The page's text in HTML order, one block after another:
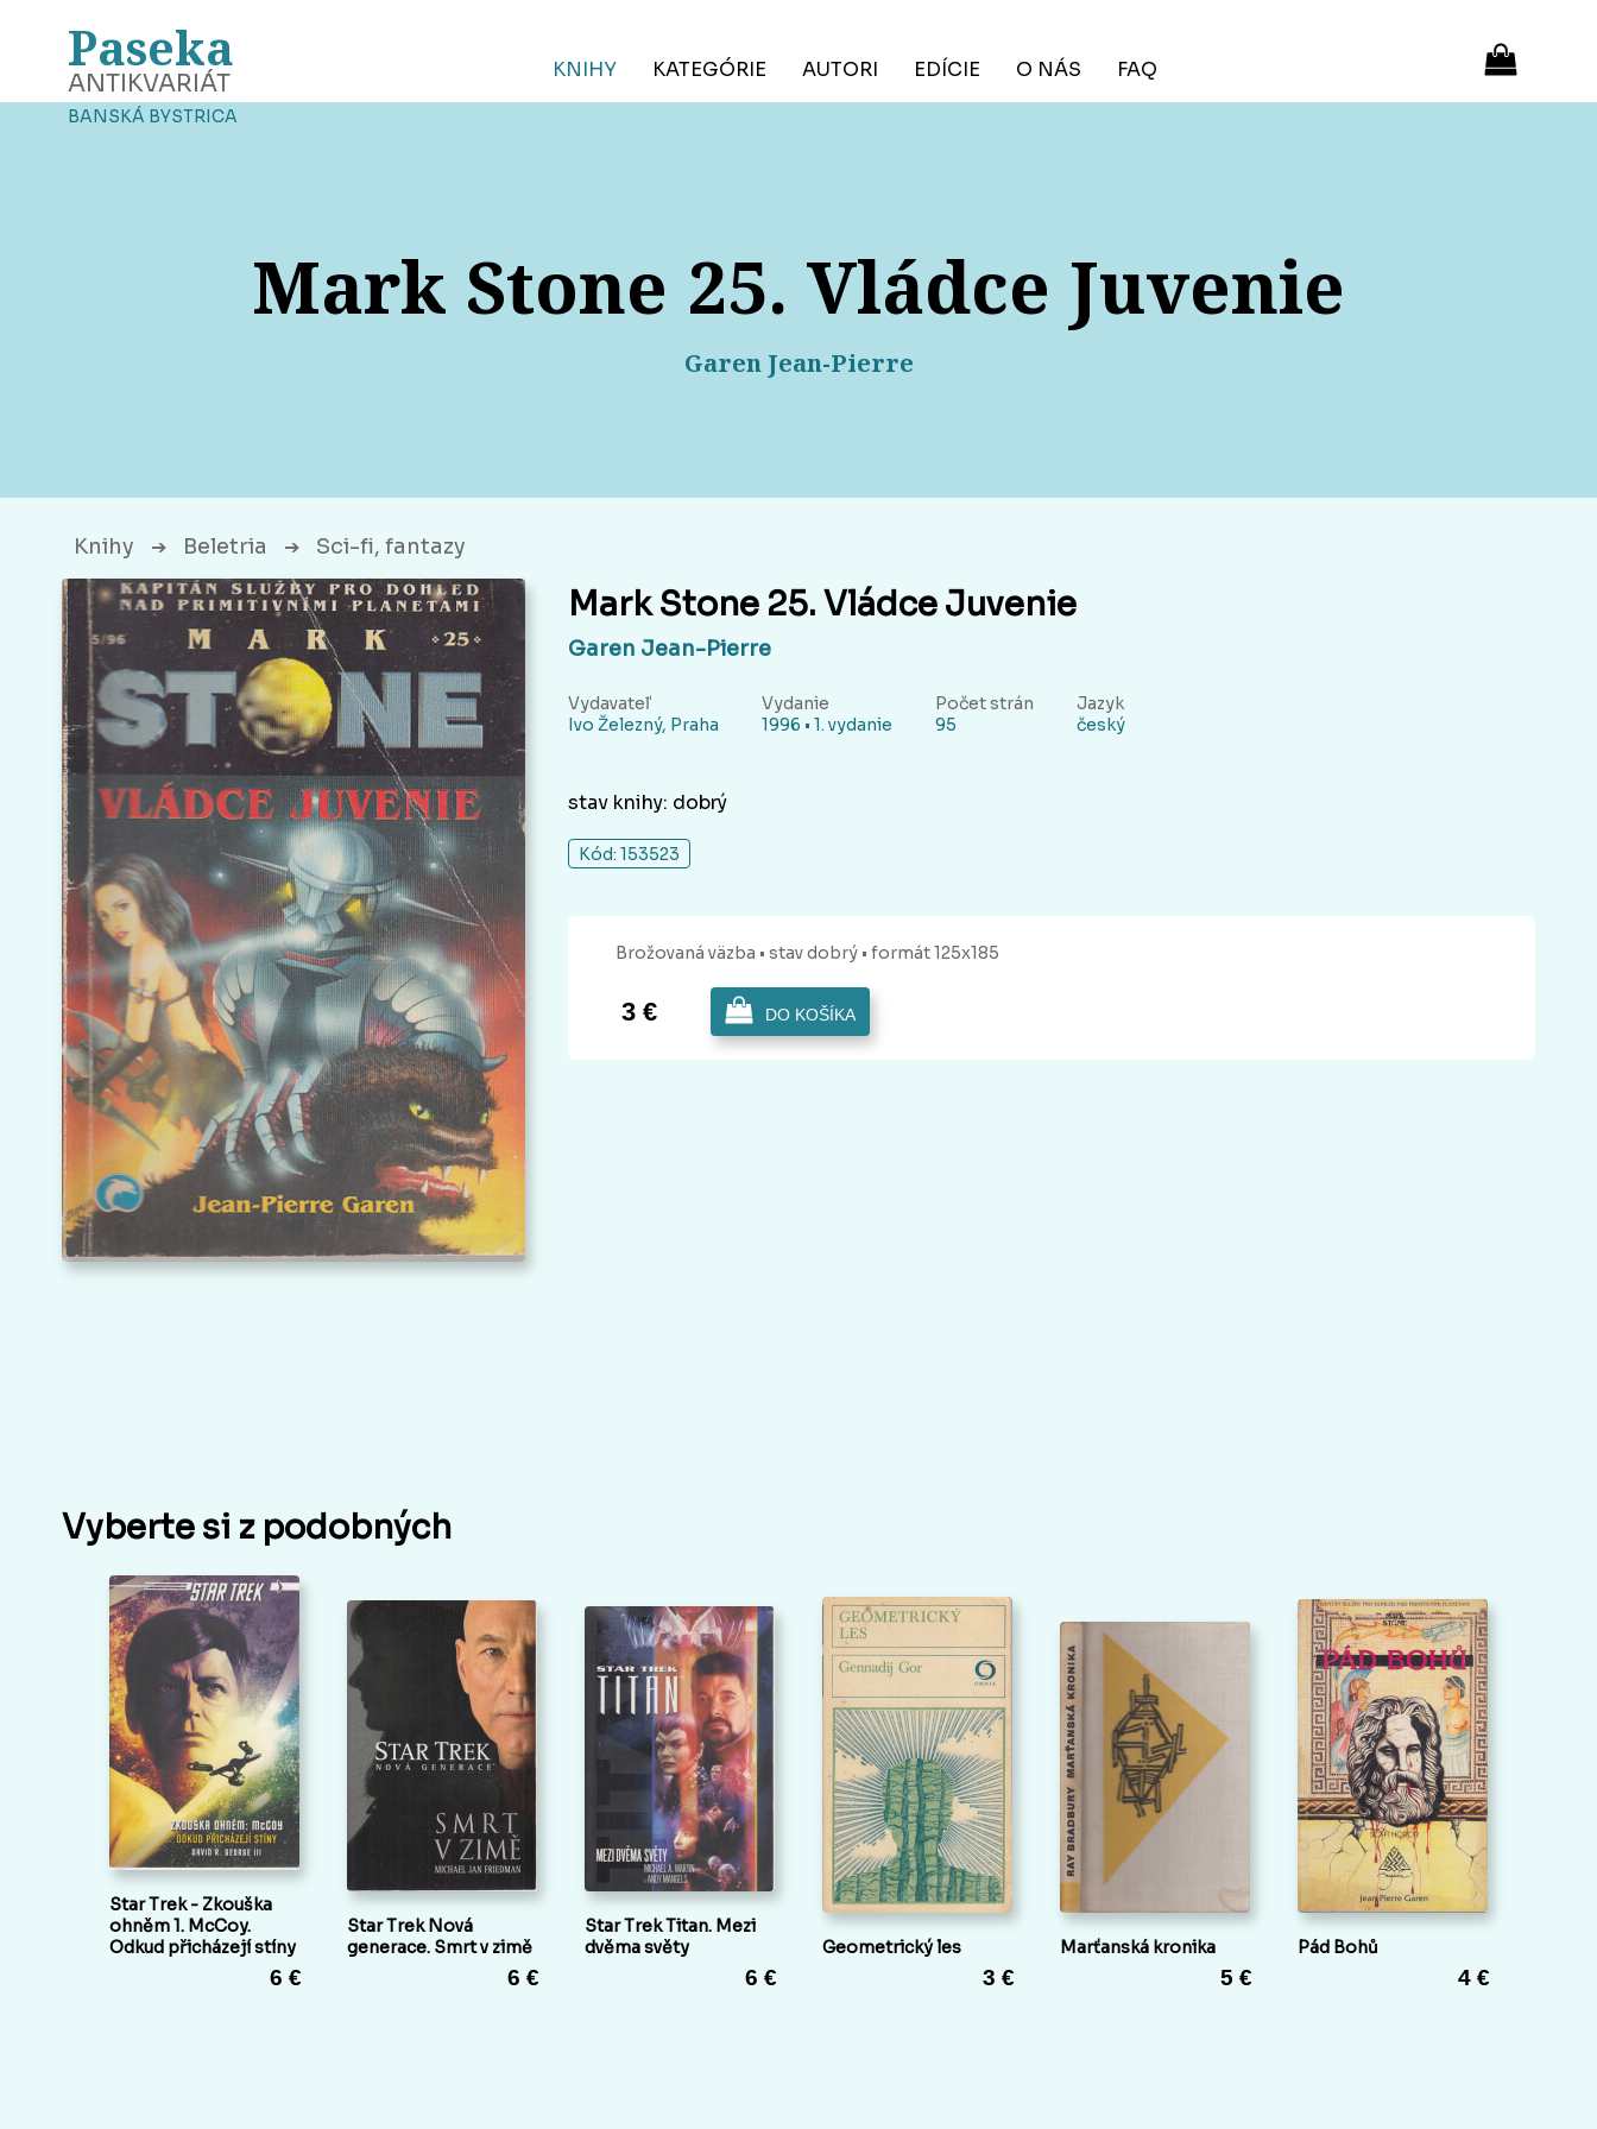
Paseka
ANTIKVARIÁT
BANSKÁ BYSTRICA
KNIHY KATEGÓRIE AUTORI EDÍCIE O NÁS FAQ
Mark Stone 25. Vládce Juvenie
Garen Jean-Pierre
Knihy ➔ Beletria ➔ Sci-fi, fantazy
Mark Stone 25. Vládce Juvenie
Garen Jean-Pierre
Vydavateľ
Ivo Železný, Praha
Vydanie
1996 • 1. vydanie
Počet strán
95
Jazyk
český
stav knihy: dobrý
Kód: 153523
Brožovaná väzba • stav dobrý • formát 125x185
3 € DO KOŠÍKA
Vyberte si z podobných
Star Trek - Zkouška
ohněm 1. McCoy.
Odkud přicházejí stíny
6 €
Star Trek Nová
generace. Smrt v zimě
6 €
Star Trek Titan. Mezi
dvěma světy
6 €
Geometrický les
3 €
Marťanská kronika
5 €
Pád Bohů
4 €